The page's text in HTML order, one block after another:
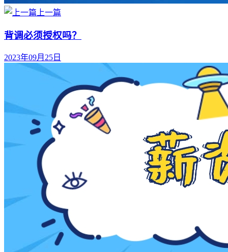
上一篇
背调必须授权吗？
2023年09月25日